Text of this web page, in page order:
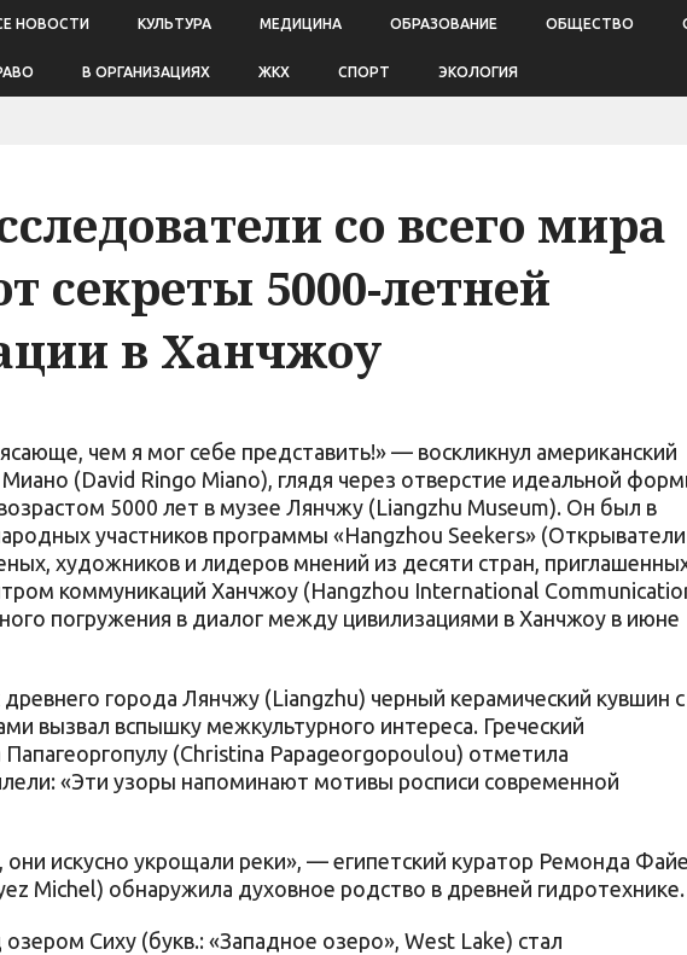
НОВОСТИ КУЛЬТУРА МЕДИЦИНА ОБРАЗОВАНИЕ ОБЩЕСТВО
В ОРГАНИЗАЦИЯХ ЖКХ СПОРТ ЭКОЛОГИЯ
со всего мира
секреты 5000-летней
в Ханчжоу
чем я мог себе представить!» — воскликнул американский
(David Ringo Miano), глядя через отверстие идеальной
5000 лет в музее Лянчжу (Liangzhu Museum). Он был в
участников программы «Hangzhou Seekers» (Открыватели
художников и лидеров мнений из десяти стран,
коммуникаций Ханчжоу (Hangzhou International
погружения в диалог между цивилизациями в Ханчжоу в июне
города Лянчжу (Liangzhu) черный керамический кувшин с
вызвал вспышку межкультурного интереса. Греческий
(Christina Papageorgopoulou) отметила
«Эти узоры напоминают мотивы росписи современной
искусно укрощали реки», — египетский куратор Ремонда
Michel) обнаружила духовное родство в древней гидротехнике.
Сиху (букв.: «Западное озеро», West Lake) стал